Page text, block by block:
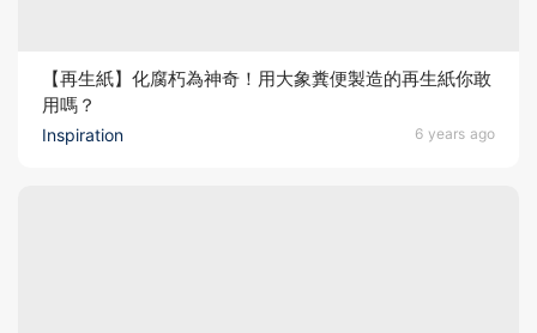
Inspiration 6 years ago
【再生紙】化腐朽為神奇！用大象糞便製造的再生紙你敢
用嗎？